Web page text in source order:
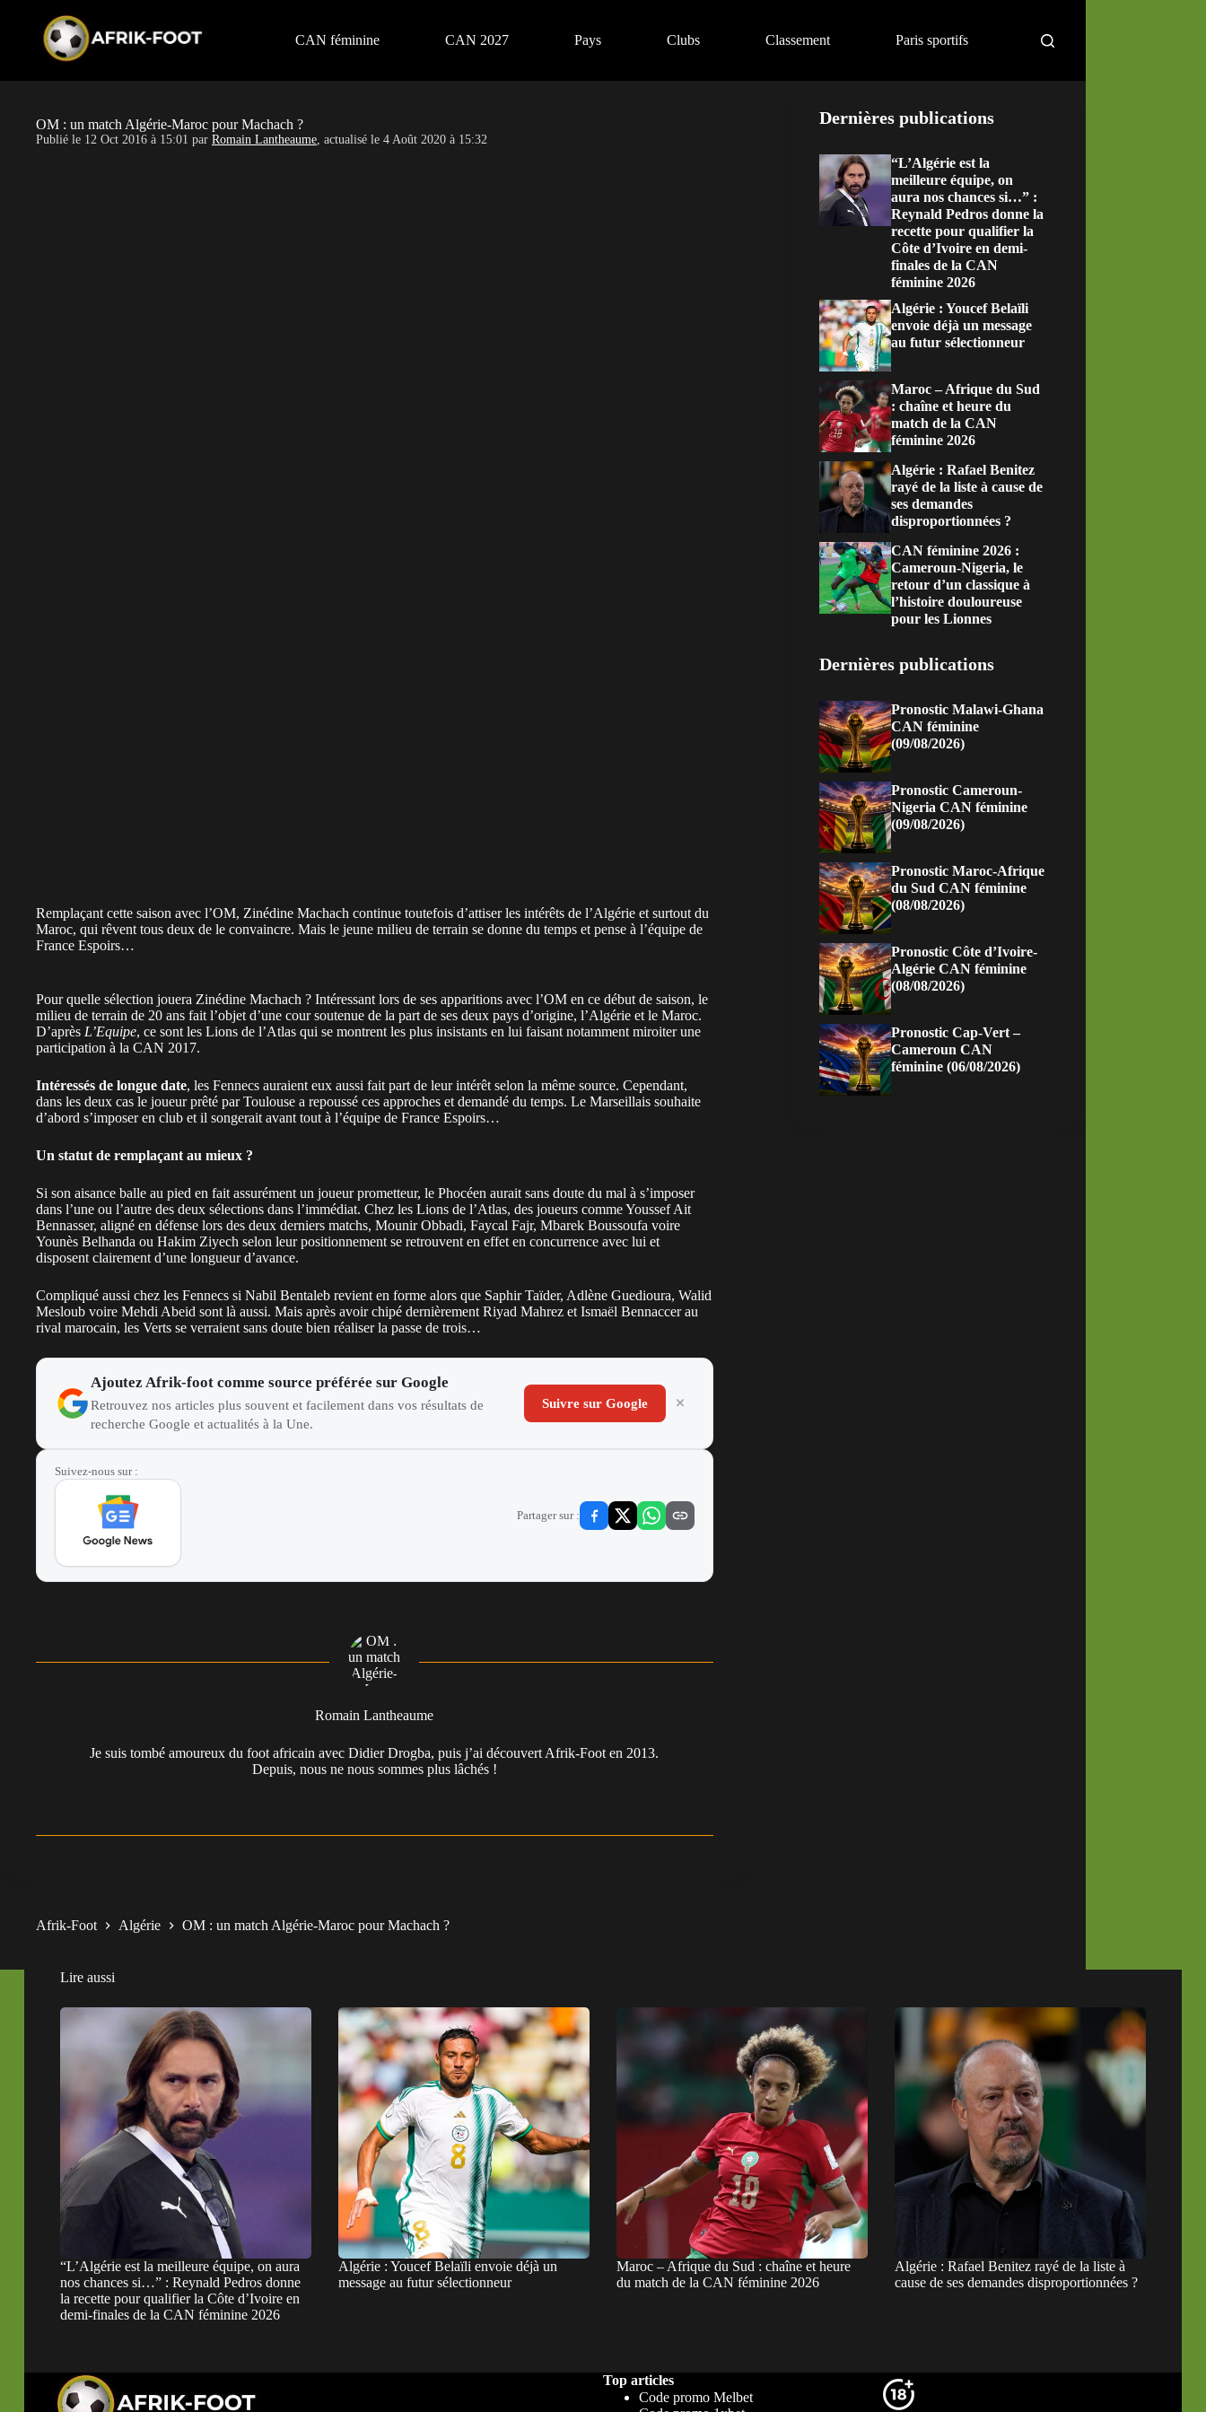
CAN féminine CAN 2027 Pays Clubs Classement Paris sportifs
OM : un match Algérie-Maroc pour Machach ?
Publié le 12 Oct 2016 à 15:01 par Romain Lantheaume, actualisé le 4 Août 2020 à 15:32
Remplaçant cette saison avec l’OM, Zinédine Machach continue toutefois d’attiser les intérêts de l’Algérie et surtout du
Maroc, qui rêvent tous deux de le convaincre. Mais le jeune milieu de terrain se donne du temps et pense à l’équipe de
France Espoirs…
Pour quelle sélection jouera Zinédine Machach ? Intéressant lors de ses apparitions avec l’OM en ce début de saison, le
milieu de terrain de 20 ans fait l’objet d’une cour soutenue de la part de ses deux pays d’origine, l’Algérie et le Maroc.
D’après L’Equipe, ce sont les Lions de l’Atlas qui se montrent les plus insistants en lui faisant notamment miroiter une
participation à la CAN 2017.
Intéressés de longue date, les Fennecs auraient eux aussi fait part de leur intérêt selon la même source. Cependant,
dans les deux cas le joueur prêté par Toulouse a repoussé ces approches et demandé du temps. Le Marseillais souhaite
d’abord s’imposer en club et il songerait avant tout à l’équipe de France Espoirs…
Un statut de remplaçant au mieux ?
Si son aisance balle au pied en fait assurément un joueur prometteur, le Phocéen aurait sans doute du mal à s’imposer
dans l’une ou l’autre des deux sélections dans l’immédiat. Chez les Lions de l’Atlas, des joueurs comme Youssef Ait
Bennasser, aligné en défense lors des deux derniers matchs, Mounir Obbadi, Faycal Fajr, Mbarek Boussoufa voire
Younès Belhanda ou Hakim Ziyech selon leur positionnement se retrouvent en effet en concurrence avec lui et
disposent clairement d’une longueur d’avance.
Compliqué aussi chez les Fennecs si Nabil Bentaleb revient en forme alors que Saphir Taïder, Adlène Guedioura, Walid
Mesloub voire Mehdi Abeid sont là aussi. Mais après avoir chipé dernièrement Riyad Mahrez et Ismaël Bennaccer au
rival marocain, les Verts se verraient sans doute bien réaliser la passe de trois…
Ajoutez Afrik-foot comme source préférée sur Google
Retrouvez nos articles plus souvent et facilement dans vos résultats de
recherche Google et actualités à la Une.
Suivre sur Google
Suivez-nous sur :
Partager sur :
Romain Lantheaume
Je suis tombé amoureux du foot africain avec Didier Drogba, puis j’ai découvert Afrik-Foot en 2013.
Depuis, nous ne nous sommes plus lâchés !
Dernières publications
“L’Algérie est la
meilleure équipe, on
aura nos chances si…” :
Reynald Pedros donne la
recette pour qualifier la
Côte d’Ivoire en demi-
finales de la CAN
féminine 2026
Algérie : Youcef Belaïli
envoie déjà un message
au futur sélectionneur
Maroc – Afrique du Sud
: chaîne et heure du
match de la CAN
féminine 2026
Algérie : Rafael Benitez
rayé de la liste à cause de
ses demandes
disproportionnées ?
CAN féminine 2026 :
Cameroun-Nigeria, le
retour d’un classique à
l’histoire douloureuse
pour les Lionnes
Dernières publications
Pronostic Malawi-Ghana
CAN féminine
(09/08/2026)
Pronostic Cameroun-
Nigeria CAN féminine
(09/08/2026)
Pronostic Maroc-Afrique
du Sud CAN féminine
(08/08/2026)
Pronostic Côte d’Ivoire-
Algérie CAN féminine
(08/08/2026)
Pronostic Cap-Vert –
Cameroun CAN
féminine (06/08/2026)
Afrik-Foot Algérie OM : un match Algérie-Maroc pour Machach ?
Lire aussi
“L’Algérie est la meilleure équipe, on aura
nos chances si…” : Reynald Pedros donne
la recette pour qualifier la Côte d’Ivoire en
demi-finales de la CAN féminine 2026
Algérie : Youcef Belaïli envoie déjà un
message au futur sélectionneur
Maroc – Afrique du Sud : chaîne et heure
du match de la CAN féminine 2026
Algérie : Rafael Benitez rayé de la liste à
cause de ses demandes disproportionnées ?
Top articles
Code promo Melbet